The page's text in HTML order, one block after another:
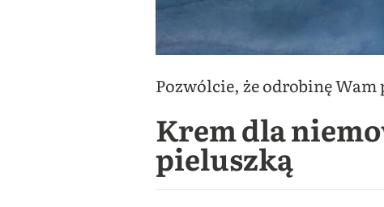
Pozwólcie, że odrobinę
Krem dla
pieluszką